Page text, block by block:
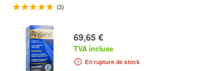
(3)
69,65 €
TVA incluse
En rupture de stock